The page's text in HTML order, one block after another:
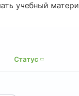
учебный
Статус